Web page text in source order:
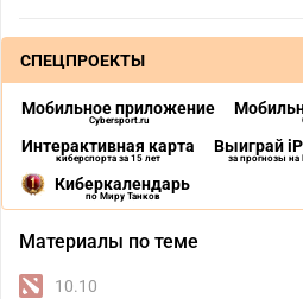
СПЕЦПРОЕКТЫ
Мобильное приложение
Cybersport.ru
Интерактивная карта
киберспорта за 15 лет
Выиграй
за прогнозы на
Киберкалендарь
по Миру Танков
Материалы по теме
10.10